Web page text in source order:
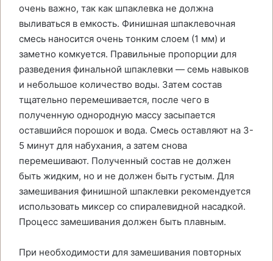
очень важно, так как шпаклевка не должна
выливаться в емкость. Финишная шпаклевочная
смесь наносится очень тонким слоем (1 мм) и
заметно комкуется. Правильные пропорции для
разведения финальной шпаклевки — семь навыков
и небольшое количество воды. Затем состав
тщательно перемешивается, после чего в
полученную однородную массу засыпается
оставшийся порошок и вода. Смесь оставляют на 3-
5 минут для набухания, а затем снова
перемешивают. Полученный состав не должен
быть жидким, но и не должен быть густым. Для
замешивания финишной шпаклевки рекомендуется
использовать миксер со спиралевидной насадкой.
Процесс замешивания должен быть плавным.
При необходимости для замешивания повторных